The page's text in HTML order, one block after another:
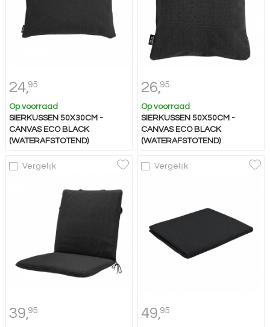
24,95
Op voorraad
SIERKUSSEN 50X30CM -
CANVAS ECO BLACK
(WATERAFSTOTEND)
26,95
Op voorraad
SIERKUSSEN 50X50CM -
CANVAS ECO BLACK
(WATERAFSTOTEND)
Vergelijk
39,95
Vergelijk
49,95